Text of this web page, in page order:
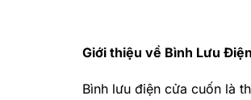
Giới thiệu về Bình Lưu
Bình lưu điện cửa cuốn là